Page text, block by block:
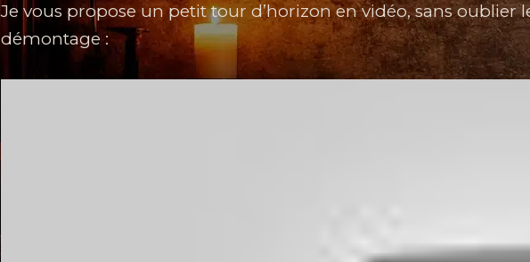
Je vous propose un petit tour d’horizon en vidéo, sans oublier
démontage :